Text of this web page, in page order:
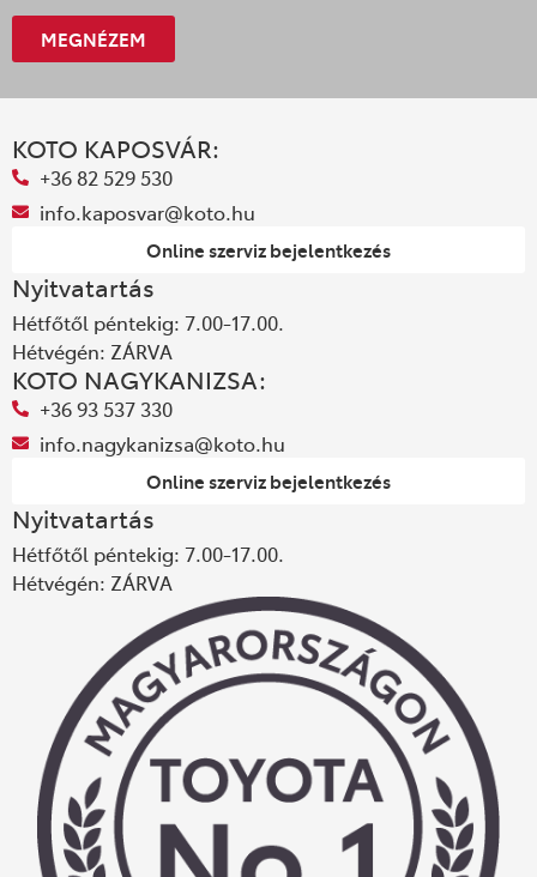
MEGNÉZEM
KOTO KAPOSVÁR:
+36 82 529 530
info.kaposvar@koto.hu
Online szerviz bejelentkezés
Nyitvatartás
Hétfőtől péntekig: 7.00-17.00.
Hétvégén: ZÁRVA
KOTO NAGYKANIZSA:
+36 93 537 330
info.nagykanizsa@koto.hu
Online szerviz bejelentkezés
Nyitvatartás
Hétfőtől péntekig: 7.00-17.00.
Hétvégén: ZÁRVA